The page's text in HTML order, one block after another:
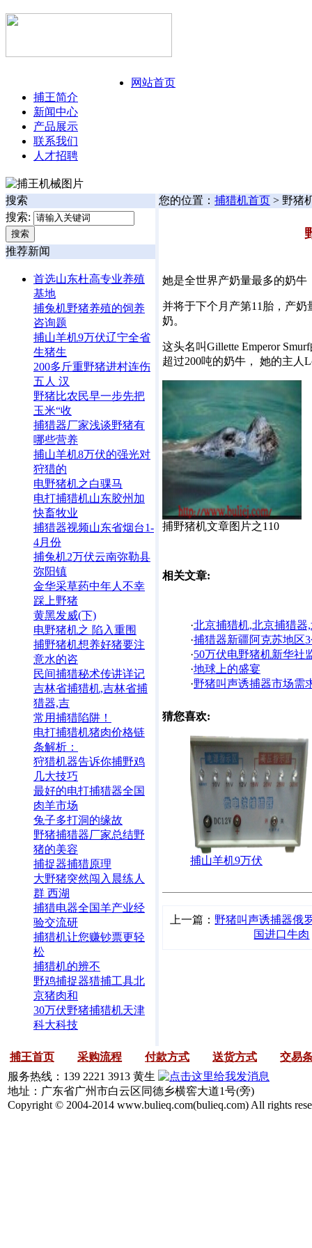
126年8月7日 星期五
网站首页
捕王简介
新闻中心
产品展示
联系我们
人才招聘
搜索
搜索:
推荐新闻
首选山东杜高专业养殖
基地
捕兔机野猪养殖的饲养
咨询题
捕山羊机9万伏辽宁全省
生猪生
200多斤重野猪进村连伤
五人 汉
野猪比农民早一步先把
玉米“收
捕猎器厂家浅谈野猪有
哪些营养
捕山羊机8万伏的强光对
狩猎的
电野猪机之白骒马
电打捕猎机山东胶州加
快畜牧业
捕猎器视频山东省烟台1-
4月份
捕兔机2万伏云南弥勒县
弥阳镇
金华采草药中年人不幸
踩上野猪
黄黑发威(下)
电野猪机之 陷入重围
捕野猪机想养好猪要注
意水的咨
民间捕猎秘术传讲详记
吉林省捕猎机,吉林省捕
猎器,吉
常用捕猎陷阱！
电打捕猎机猪肉价格链
条解析：
狩猎机器告诉你捕野鸡
几大技巧
最好的电打捕猎器全国
肉羊市场
兔子多打洞的缘故
野猪捕猎器厂家总结野
猪的美容
捕捉器捕猎原理
大野猪突然闯入晨练人
群 西湖
捕猎电器全国羊产业经
验交流研
捕猎机让您赚钞票更轻
松
捕猎机的辨不
野鸡捕捉器猎捕工具北
京猪肉和
30万伏野猪捕猎机天津
科大科技
您的位置： 捕猎机首页 > 野猪
她是全世界产奶量最多的奶牛
并将于下个月产第11胎，产奶
奶。
这头名叫Gillette Emperor
超过200吨的奶牛， 她的主人
捕野猪机文章图片之110
相关文章:
·北京捕猎机,北京捕猎器
·捕猎器新疆阿克苏地区
·50万伏电野猪机新华社
·地球上的盛宴
·野猪叫声诱捕器市场需
猜您喜欢:
捕山羊机9万伏
上一篇： 野猪叫声诱捕器俄
国进口牛肉
捕王首页 采购流程 付款方式 送货方式
交易
服务热线：139 2221 3913 黄生
地址：广东省广州市白云区同德乡横窖大道1号(旁)
Copyright © 2004-2014 www.bulieq.com(bulieq.com) All rights